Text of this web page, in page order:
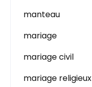
manteau
mariage
mariage civil
mariage religieux